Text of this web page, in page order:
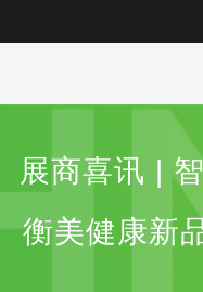
展商喜讯 |
衡美健康新